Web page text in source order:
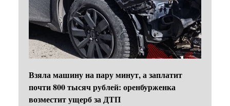
Взяла машину на пару минут, а заплатит
почти 800 тысяч рублей: оренбурженка
возместит ущерб за ДТП